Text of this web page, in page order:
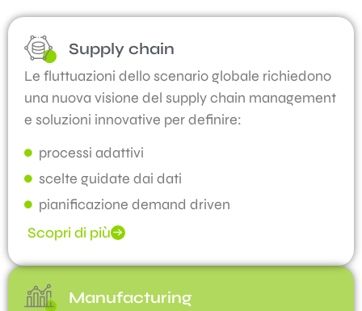
Manufacturing
Supply chain
Le fluttuazioni dello scenario globale richiedono
una nuova visione del supply chain management
e soluzioni innovative per definire:
processi adattivi
scelte guidate dai dati
pianificazione demand driven
Scopri di più